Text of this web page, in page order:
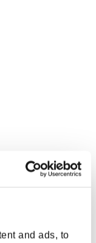
and ads, to